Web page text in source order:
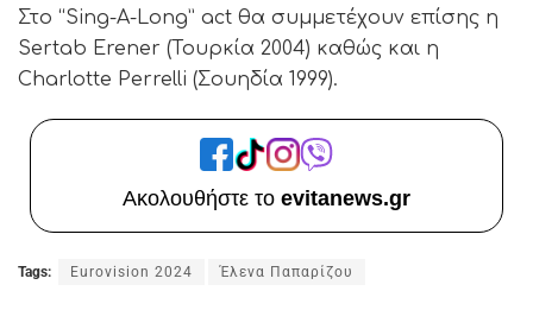
Στο “Sing-A-Long” act θα συμμετέχουν επίσης η
Sertab Erener (Τουρκία 2004) καθώς και η
Charlotte Perrelli (Σουηδία 1999).
Ακολουθήστε το evitanews.gr
Tags: Eurovision 2024 Έλενα Παπαρίζου